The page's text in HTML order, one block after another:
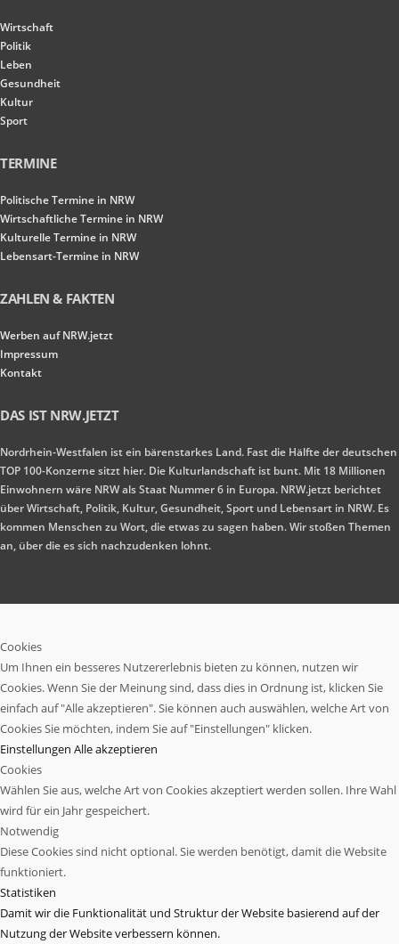
Wirtschaft
Politik
Leben
Gesundheit
Kultur
Sport
TERMINE
Politische Termine in NRW
Wirtschaftliche Termine in NRW
Kulturelle Termine in NRW
Lebensart-Termine in NRW
ZAHLEN & FAKTEN
Werben auf NRW.jetzt
Impressum
Kontakt
DAS IST NRW.JETZT
Nordrhein-Westfalen ist ein bärenstarkes Land. Fast die Hälfte der deutschen
TOP 100-Konzerne sitzt hier. Die Kulturlandschaft ist bunt. Mit 18 Millionen
Einwohnern wäre NRW als Staat Nummer 6 in Europa. NRW.jetzt berichtet
über Wirtschaft, Politik, Kultur, Gesundheit, Sport und Lebensart in NRW. Es
kommen Menschen zu Wort, die etwas zu sagen haben. Wir stoßen Themen
an, über die es sich nachzudenken lohnt.
Cookies
Um Ihnen ein besseres Nutzererlebnis bieten zu können, nutzen wir
Cookies. Wenn Sie der Meinung sind, dass dies in Ordnung ist, klicken Sie
einfach auf "Alle akzeptieren". Sie können auch auswählen, welche Art von
Cookies Sie möchten, indem Sie auf "Einstellungen" klicken.
Einstellungen Alle akzeptieren
Cookies
Wählen Sie aus, welche Art von Cookies akzeptiert werden sollen. Ihre Wahl
wird für ein Jahr gespeichert.
Notwendig
Diese Cookies sind nicht optional. Sie werden benötigt, damit die Website
funktioniert.
Statistiken
Damit wir die Funktionalität und Struktur der Website basierend auf der
Nutzung der Website verbessern können.